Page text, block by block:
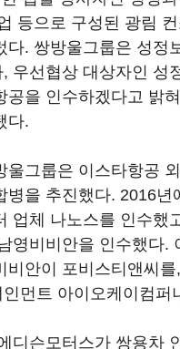
등으로 구성된 광림
다. 쌍방울그룹은 성정
우선협상 대상자인 성
공을 인수하겠다고 밝
다.
울그룹은 이스타항공
병을 추진했다. 2016년
업체 나노스를 인수했
영비비안을 인수했다.
비안이 포비스티앤씨
먼트 아이오케이컴퍼
디슨모터스가 쌍용차